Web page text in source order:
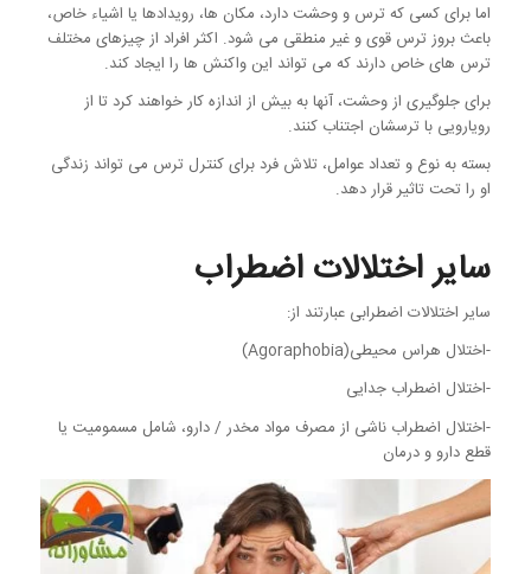
اما برای کسی که ترس و وحشت دارد، مکان ها، رویدادها یا اشیاء خاص،
باعث بروز ترس قوی و غیر منطقی می شود. اکثر افراد از چیزهای مختلف
ترس های خاص دارند که می تواند این واکنش ها را ایجاد کند.
برای جلوگیری از وحشت، آنها به بیش از اندازه کار خواهند کرد تا از
رویارویی با ترسشان اجتناب کنند.
بسته به نوع و تعداد عوامل، تلاش فرد برای کنترل ترس می تواند زندگی
او را تحت تاثیر قرار دهد.
سایر اختلالات اضطراب
سایر اختلالات اضطرابی عبارتند از:
-اختلال هراس محیطی(Agoraphobia)
-اختلال اضطراب جدایی
-اختلال اضطراب ناشی از مصرف مواد مخدر / دارو، شامل مسمومیت یا
قطع دارو و درمان